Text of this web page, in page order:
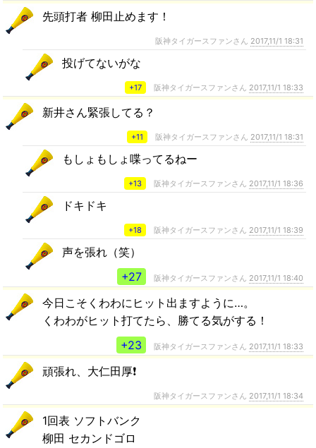
先頭打者 柳田止めます！
阪神タイガースファンさん 2017,11/1 18:31
投げてないがな
+17 阪神タイガースファンさん 2017,11/1 18:33
新井さん緊張してる？
+11 阪神タイガースファンさん 2017,11/1 18:31
もしょもしょ喋ってるねー
+13 阪神タイガースファンさん 2017,11/1 18:36
ドキドキ
+18 阪神タイガースファンさん 2017,11/1 18:39
声を張れ（笑）
+27
阪神タイガースファンさん 2017,11/1 18:40
今日こそくわわにヒット出ますように…。
くわわがヒット打てたら、勝てる気がする！
+23
阪神タイガースファンさん 2017,11/1 18:33
頑張れ、大仁田厚❗
阪神タイガースファンさん 2017,11/1 18:34
1回表 ソフトバンク
柳田 セカンドゴロ